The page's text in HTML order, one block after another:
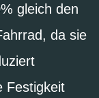
gleich den
da sie
Festigkeit